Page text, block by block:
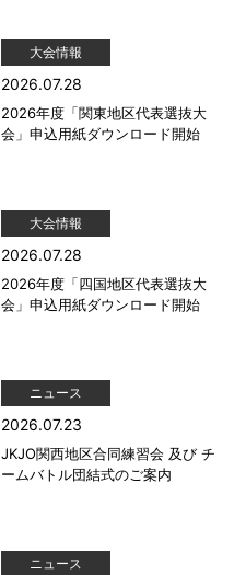
大会情報
2026.07.28
2026年度「関東地区代表選抜大
会」申込用紙ダウンロード開始
大会情報
2026.07.28
2026年度「四国地区代表選抜大
会」申込用紙ダウンロード開始
ニュース
2026.07.23
JKJO関西地区合同練習会 及び チ
ームバトル団結式のご案内
ニュース